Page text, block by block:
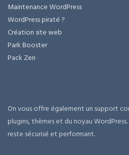
Maintenance WordPress
WordPress piraté ?
Création site web
Park Booster
Pack Zen
On vous offre également un support
plugins, thèmes et du noyau
reste sécurisé et performant.